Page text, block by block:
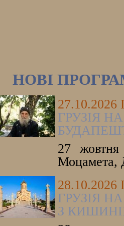
НОВІ
27.10.2026
ГРУЗІЯ
27
Моцамета,
28.10.2026
ГРУЗІЯ
З